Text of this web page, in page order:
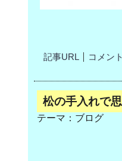
記事URL コメン
松の手入れで
テーマ： ブログ